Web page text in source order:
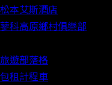
松本艾斯酒店
蓼科高原鄉村俱樂部
旅遊部落格
包租計程車